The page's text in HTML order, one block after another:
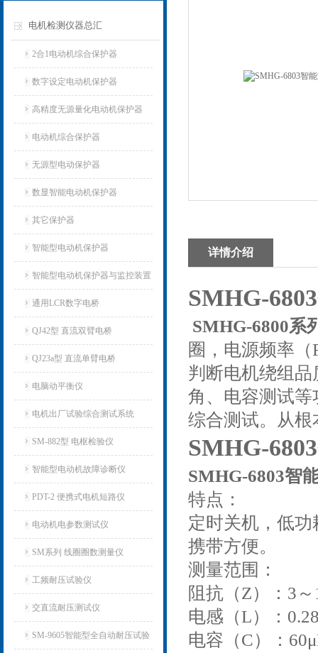
电机检测仪器总汇
2合1电动机综合保护器
数字设定电动机保护器
高精度无源量化电动机保护器
电动机综合保护器
无源型电动保护器
数显智能电动机保护器
其它保护器
智能型电动机保护器
智能型电动机保护器与监控装置
通用LCR数字电桥
QJ42型 直流双臂电桥
QJ23a型 直流单臂电桥
电脑动平衡仪
电机出厂试验综合测试系统
SM-882型 电枢检验仪
智能型电动机故障诊断仪
PDT-2 便携式电机短路仪
电动机电参数测试仪
SM系列 线圈圈数测量仪
工频耐压试验仪
交直流耐压测试仪
SM-9605智能型全自动耐压试验
详情介绍
SMHG-
SMHG-6800系
圈，电源频率
判断电机绕组
角、电容测试
综合测试。从
SMHG-
SMHG-6803智
特点：
定时关机，低
携带方便。
测量范围：
阻抗（Z）：3
电感（L）：
电容（C）：